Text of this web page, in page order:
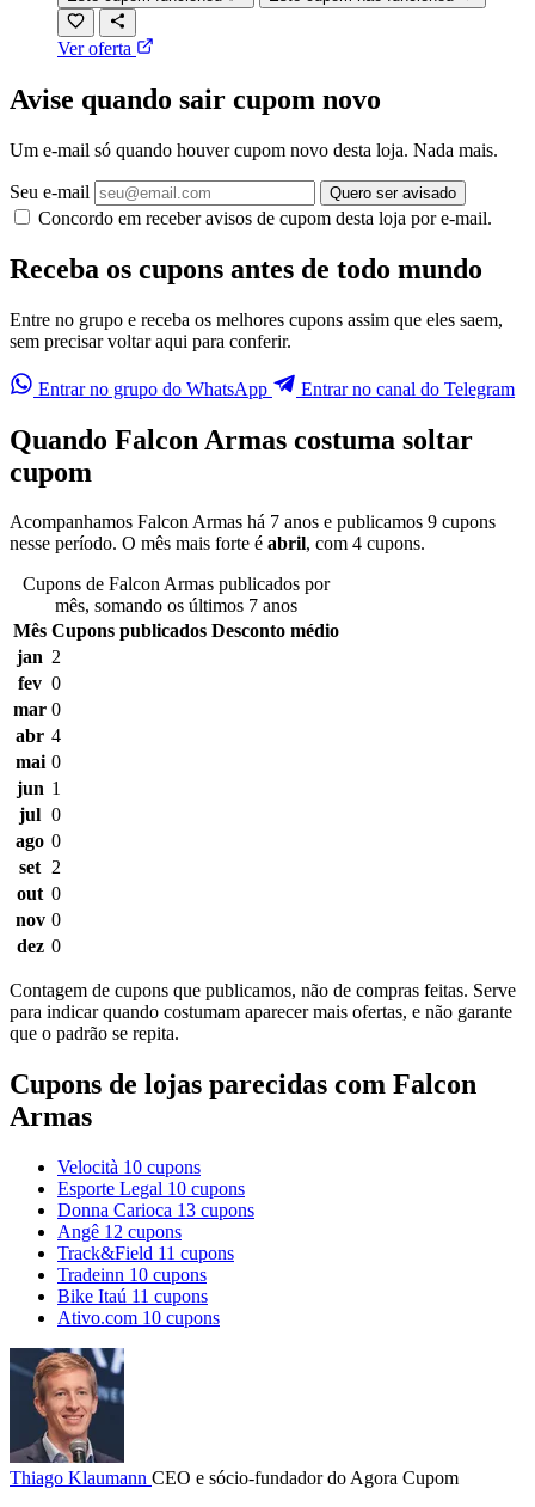
Ver oferta
Avise quando sair cupom novo
Um e-mail só quando houver cupom novo desta loja. Nada mais.
Seu e-mail Quero ser avisado
Concordo em receber avisos de cupom desta loja por e-mail.
Receba os cupons antes de todo mundo
Entre no grupo e receba os melhores cupons assim que eles saem,
sem precisar voltar aqui para conferir.
Entrar no grupo do WhatsApp Entrar no canal do Telegram
Quando Falcon Armas costuma soltar
cupom
Acompanhamos Falcon Armas há 7 anos e publicamos 9 cupons
nesse período. O mês mais forte é abril, com 4 cupons.
Cupons de Falcon Armas publicados por
mês, somando os últimos 7 anos
Mês Cupons publicados Desconto médio
jan 2
fev 0
mar 0
abr 4
mai 0
jun 1
jul 0
ago 0
set 2
out 0
nov 0
dez 0
Contagem de cupons que publicamos, não de compras feitas. Serve
para indicar quando costumam aparecer mais ofertas, e não garante
que o padrão se repita.
Cupons de lojas parecidas com Falcon
Armas
Velocità 10 cupons
Esporte Legal 10 cupons
Donna Carioca 13 cupons
Angê 12 cupons
Track&Field 11 cupons
Tradeinn 10 cupons
Bike Itaú 11 cupons
Ativo.com 10 cupons
Thiago Klaumann CEO e sócio-fundador do Agora Cupom